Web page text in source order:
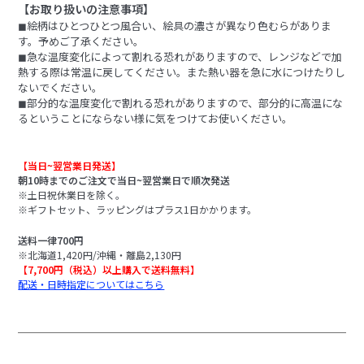
【お取り扱いの注意事項】
◼︎絵柄はひとつひとつ風合い、絵具の濃さが異なり色むらがありま
す。予めご了承ください。
◼︎急な温度変化によって割れる恐れがありますので、レンジなどで加
熱する際は常温に戻してください。また熱い器を急に水につけたりし
ないでください。
◼︎部分的な温度変化で割れる恐れがありますので、部分的に高温にな
るということにならない様に気をつけてお使いください。
【当日~翌営業日発送】
朝10時までのご注文で当日~翌営業日で順次発送
※土日祝休業日を除く。
※ギフトセット、ラッピングはプラス1日かかります。
送料一律700円
※北海道1,420円/沖縄・離島2,130円
【7,700円（税込）以上購入で送料無料】
配送・日時指定についてはこちら